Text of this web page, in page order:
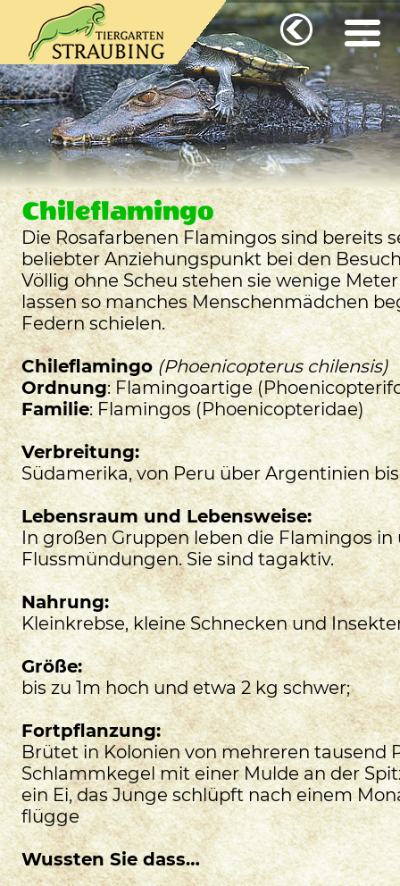
Chileflamingo
Die Rosafarbenen Flamingos sind bereits
beliebter Anziehungspunkt bei den
Völlig ohne Scheu stehen sie wenige
lassen so manches Menschenmädchen
Federn schielen.
Chileflamingo (Phoenicopterus chilensis)
Ordnung: Flamingoartige
Familie: Flamingos (Phoenicopteridae)
Verbreitung:
Südamerika, von Peru über Argentinien
Lebensraum und Lebensweise:
In großen Gruppen leben die Flamingos in
Flussmündungen. Sie sind tagaktiv.
Nahrung:
Kleinkrebse, kleine Schnecken und
Größe:
bis zu 1m hoch und etwa 2 kg schwer;
Fortpflanzung:
Brütet in Kolonien von mehreren tausend
Schlammkegel mit einer Mulde an der
ein Ei, das Junge schlüpft nach einem
flügge
Wussten Sie dass…